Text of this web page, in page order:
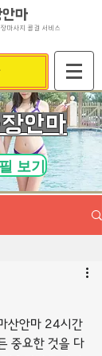
안마
마사지 콜걸 서비스
안마
보기
산안마 24시간
중요한 것을 다